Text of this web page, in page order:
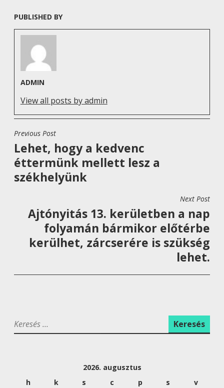
PUBLISHED BY
ADMIN
View all posts by admin
B
E
J
E
G
Previous Post
Lehet, hogy a kedvenc
éttermünk mellett lesz a
székhelyünk
Next Post
Ajtónyitás 13. kerületben a nap
folyamán bármikor előtérbe
kerülhet, zárcserére is szükség
lehet.
K
e
2026. augusztus
h
k s c p s v